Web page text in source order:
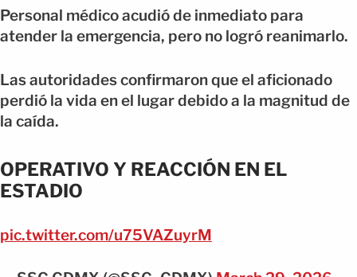
Personal médico acudió de inmediato para
atender la emergencia, pero no logró reanimarlo.
Las autoridades confirmaron que el aficionado
perdió la vida en el lugar debido a la magnitud de
la caída.
OPERATIVO Y REACCIÓN EN EL
ESTADIO
pic.twitter.com/u75VAZuyrM